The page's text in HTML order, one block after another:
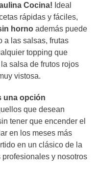
Cocina! Ideal
rápidas y fáciles,
horno además puede
a las salsas, frutas
topping que
salsa de frutos rojos
vistosa.
una opción
que desean
tener que encender el
en los meses más
en un clásico de la
y nosotros